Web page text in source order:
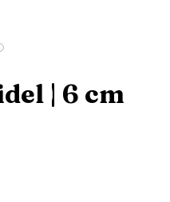
| 6 cm